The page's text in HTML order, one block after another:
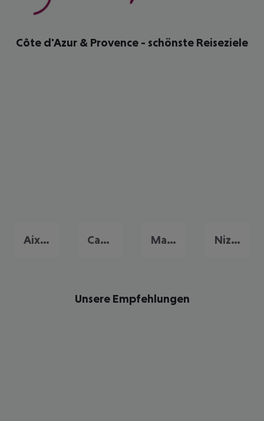
Côte d'Azur & Provence - schönste Reiseziele
Aix-en-Provence Cannes Marseille Nizza
Unsere Empfehlungen